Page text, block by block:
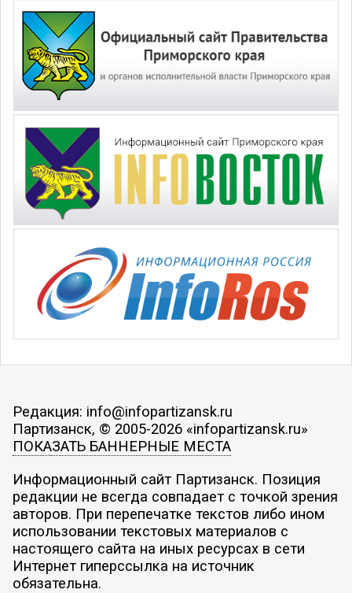
Редакция: info@infopartizansk.ru
Партизанск, © 2005-2026 «infopartizansk.ru»
ПОКАЗАТЬ БАННЕРНЫЕ МЕСТА
Информационный сайт Партизанск. Позиция
редакции не всегда совпадает с точкой зрения
авторов. При перепечатке текстов либо ином
использовании текстовых материалов с
настоящего сайта на иных ресурсах в сети
Интернет гиперссылка на источник
обязательна.